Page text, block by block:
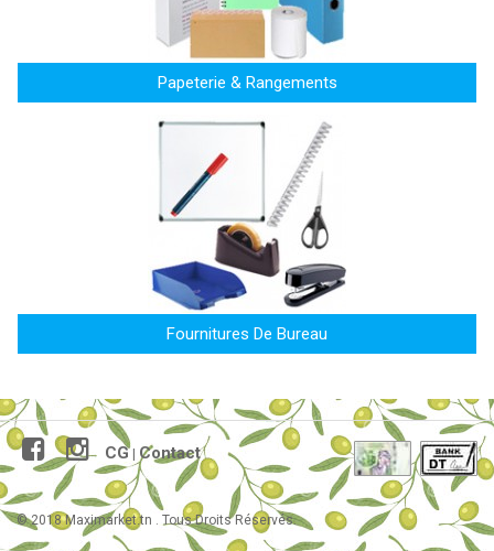
Papeterie & Rangements
Fournitures De Bureau
CG| Contact
© 2018 Maximarket.tn . Tous Droits Réservés.